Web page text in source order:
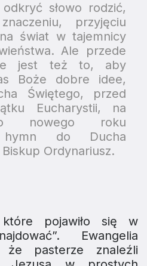
słowo rodzić,
przyjęciu
świat w tajemnicy
Ale przede
jest też to, aby
Boże dobre idee,
Świętego, przed
Eucharystii, na
nowego roku
hymn do Ducha
Ordynariusz.
które pojawiło się w
Ewangelia
że pasterze znaleźli